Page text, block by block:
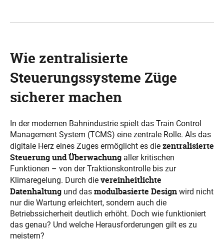
Wie zentralisierte
Steuerungssysteme Züge
sicherer machen
In der modernen Bahnindustrie spielt das Train Control
Management System (TCMS) eine zentrale Rolle. Als das
digitale Herz eines Zuges ermöglicht es die zentralisierte
Steuerung und Überwachung aller kritischen
Funktionen – von der Traktionskontrolle bis zur
Klimaregelung. Durch die vereinheitlichte
Datenhaltung und das modulbasierte Design wird nicht
nur die Wartung erleichtert, sondern auch die
Betriebssicherheit deutlich erhöht. Doch wie funktioniert
das genau? Und welche Herausforderungen gilt es zu
meistern?